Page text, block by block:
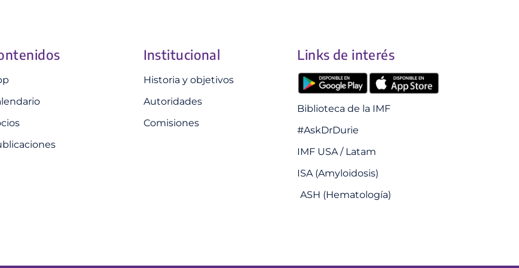
Institucional
Historia y objetivos
Autoridades
Comisiones
Links de interés
Biblioteca de la IMF
#AskDrDurie
IMF USA / Latam
ISA (Amyloidosis)
ASH (Hematología)